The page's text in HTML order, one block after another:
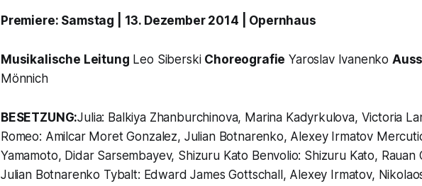
Premiere: Samstag | 13. Dezember 2014 | Opernhaus
Musikalische Leitung Leo Siberski Choreografie Yaroslav Ivanenko
Mönnich
BESETZUNG:Julia: Balkiya Zhanburchinova, Marina Kadyrkulova, Victoria
Romeo: Amilcar Moret Gonzalez, Julian Botnarenko, Alexey Irmatov
Yamamoto, Didar Sarsembayev, Shizuru Kato Benvolio: Shizuru Kato, Rauan
Julian Botnarenko Tybalt: Edward James Gottschall, Alexey Irmatov,